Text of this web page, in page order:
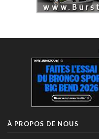
À PROPOS DE NOUS